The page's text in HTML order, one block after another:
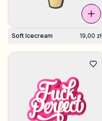
Soft Icecream 19,00 zł